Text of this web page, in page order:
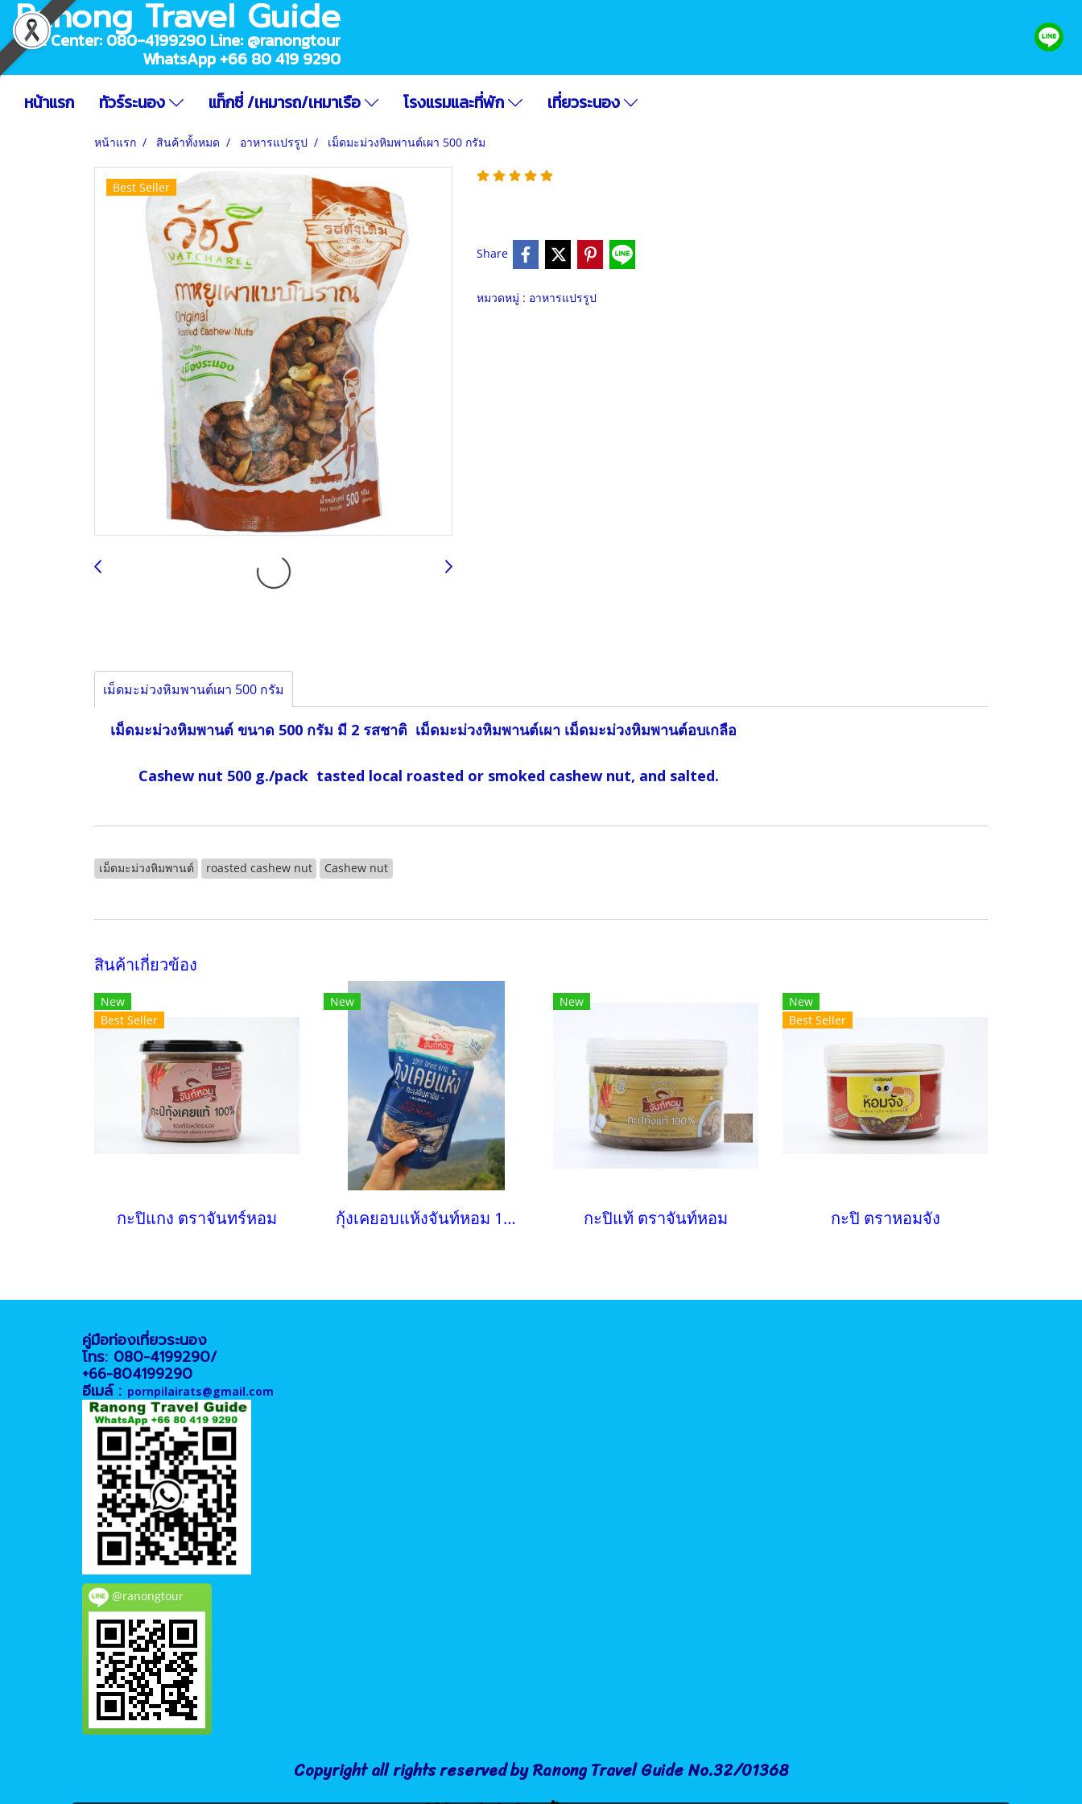
Ranong Travel Guide
Call Center: 080-4199290 Line: @ranongtour
WhatsApp +66 80 419 9290
หน้าแรก
ทัวร์ระนอง แท็กซี่ /เหมารถ/เหมาเรือ โรงแรมและที่พัก เที่ยวระนอง
หน้าแรก สินค้าทั้งหมด อาหารแปรรูป เม็ดมะม่วงหิมพานต์เผา 500 กรัม
Best Seller
Share
หมวดหมู่ : อาหารแปรรูป
เม็ดมะม่วงหิมพานต์เผา 500 กรัม
เม็ดมะม่วงหิมพานต์ ขนาด 500 กรัม มี 2 รสชาติ เม็ดมะม่วงหิมพานต์เผา เม็ดมะม่วงหิมพานต์อบเกลือ
Cashew nut 500 g./pack tasted local roasted or smoked cashew nut, and salted.
เม็ดมะม่วงหิมพานต์ roasted cashew nut Cashew nut
สินค้าเกี่ยวข้อง
New
Best Seller
กะปิแกง ตราจันทร์หอม
New
กุ้งเคยอบแห้งจันท์หอม 168 กรัม
New
กะปิแท้ ตราจันท์หอม
New
Best Seller
กะปิ ตราหอมจัง
คู่มือท่องเที่ยวระนอง
โทร: 080-4199290/
+66-804199290
อีเมล์ : pornpilairats@gmail.com
@ranongtour
Copyright all rights reserved by Ranong Travel Guide No.32/01368